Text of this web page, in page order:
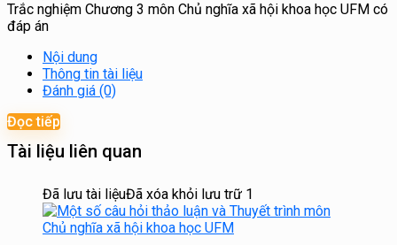
Trắc nghiệm Chương 3 môn Chủ nghĩa xã hội khoa học UFM có
đáp án
Nội dung
Thông tin tài liệu
Đánh giá (0)
Đọc tiếp
Tài liệu liên quan
Đã lưu tài liệuĐã xóa khỏi lưu trữ 1